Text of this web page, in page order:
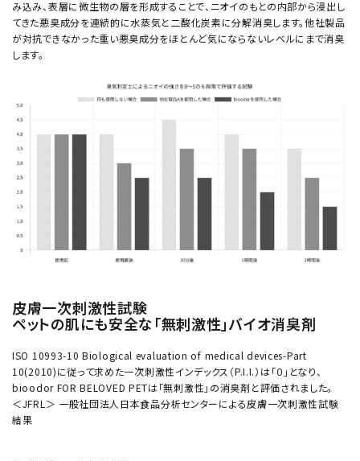
み込み、表層に微生物の層を形成することで、ニオイのもとの内部から浸出し
てきた悪臭成分を連続的に水蒸気と二酸化炭素に分解消臭します。他社製品
が対抗できなかった重い悪臭成分をほとんど気にならないレベルにまで消臭
します。
皮膚一次刺激性試験
ペットの肌にも安全な「無刺激性」バイオ消臭剤
ISO 10993-10 Biological evaluation of medical devices-Part
10(2010)に従って求めた一次刺激性インデックス（P.I.I.）は「０」となり、
bioodor FOR BELOVED PETは「無刺激性」の消臭剤と評価されました。
＜JFRL＞ 一般社団法人日本食品分析センターによる皮膚一次刺激性試験
結果